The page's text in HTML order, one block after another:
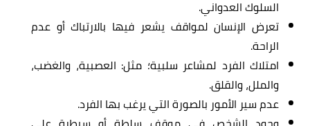
السلوك العدواني.
تعرض الإنسان لمواقف يشعر فيها بالارتباك أو عدم
الراحة.
امتلاك الفرد لمشاعر سلبية؛ مثل: العصبية، والغضب،
والملل، والقلق.
عدم سير الأمور بالصورة التي يرغب بها الفرد.